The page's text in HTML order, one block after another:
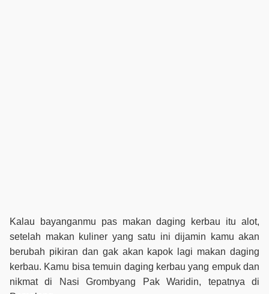
Kalau bayanganmu pas makan daging kerbau itu alot,
setelah makan kuliner yang satu ini dijamin kamu akan
berubah pikiran dan gak akan kapok lagi makan daging
kerbau. Kamu bisa temuin daging kerbau yang empuk dan
nikmat di Nasi Grombyang Pak Waridin, tepatnya di